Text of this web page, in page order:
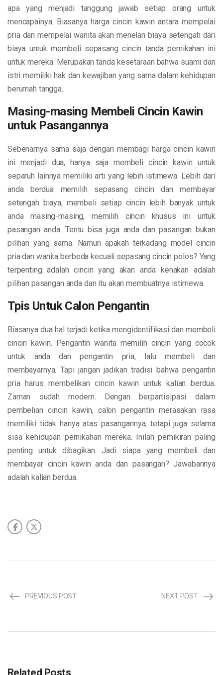
apa yang menjadi tanggung jawab setiap orang untuk
mencapainya. Biasanya harga cincin kawin antara mempelai
pria dan mempelai wanita akan menelan biaya setengah dari
biaya untuk membeli sepasang cincin tanda pernikahan ini
untuk mereka. Merupakan tanda kesetaraan bahwa suami dan
istri memiliki hak dan kewajiban yang sama dalam kehidupan
berumah tangga.
Masing-masing Membeli Cincin Kawin
untuk Pasangannya
Sebenarnya sama saja dengan membagi harga cincin kawin
ini menjadi dua, hanya saja membeli cincin kawin untuk
separuh lainnya memiliki arti yang lebih istimewa. Lebih dari
anda berdua memilih sepasang cincin dan membayar
setengah biaya, membeli setiap cincin lebih banyak untuk
anda masing-masing, memilih cincin khusus ini untuk
pasangan anda. Tentu bisa juga anda dan pasangan bukan
pilihan yang sama. Namun apakah terkadang model cincin
pria dan wanita berbeda kecuali sepasang cincin polos? Yang
terpenting adalah cincin yang akan anda kenakan adalah
pilihan pasangan anda dan itu akan membuatnya istimewa.
Tpis Untuk Calon Pengantin
Biasanya dua hal terjadi ketika mengidentifikasi dan membeli
cincin kawin. Pengantin wanita memilih cincin yang cocok
untuk anda dan pengantin pria, lalu membeli dan
membayarnya. Tapi jangan jadikan tradisi bahwa pengantin
pria harus membelikan cincin kawin untuk kalian berdua.
Zaman sudah modern. Dengan berpartisipasi dalam
pembelian cincin kawin, calon pengantin merasakan rasa
memiliki tidak hanya atas pasangannya, tetapi juga selama
sisa kehidupan pernikahan mereka. Inilah pemikiran paling
penting untuk dibagikan. Jadi siapa yang membeli dan
membayar cincin kawin anda dan pasangan? Jawabannya
adalah kalian berdua.
PREVIOUS POST NEXT POST
Related Posts